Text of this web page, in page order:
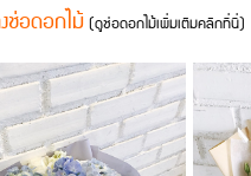
ช่อดอกไม้ (ดูช่อดอกไม้เพิ่มเติมคลิกที่นี่)